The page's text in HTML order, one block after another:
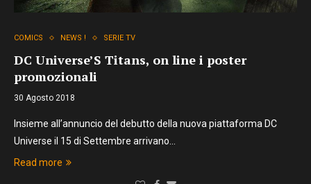
COMICS NEWS ! SERIE TV
DC Universe’S Titans, on line i poster
promozionali
30 Agosto 2018
Insieme all’annuncio del debutto della nuova piattaforma DC
Universe il 15 di Settembre arrivano…
Read more